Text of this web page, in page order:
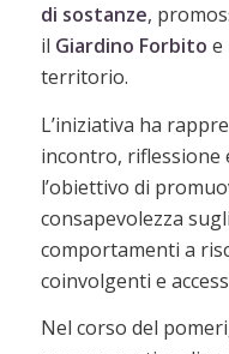
di sostanze,
il Giardino Forbito e
territorio.
L’iniziativa ha
incontro, riflessione
l’obiettivo di
consapevolezza
comportamenti a
coinvolgenti e
Nel corso del